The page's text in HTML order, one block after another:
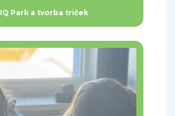
IQ Park a tvorba triček